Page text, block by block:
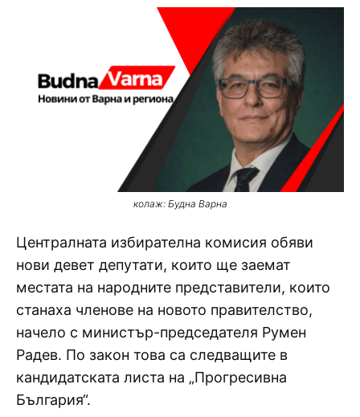
колаж: Будна Варна
Централната избирателна комисия обяви
нови девет депутати, които ще заемат
местата на народните представители, които
станаха членове на новото правителство,
начело с министър-председателя Румен
Радев. По закон това са следващите в
кандидатската листа на „Прогресивна
България“.